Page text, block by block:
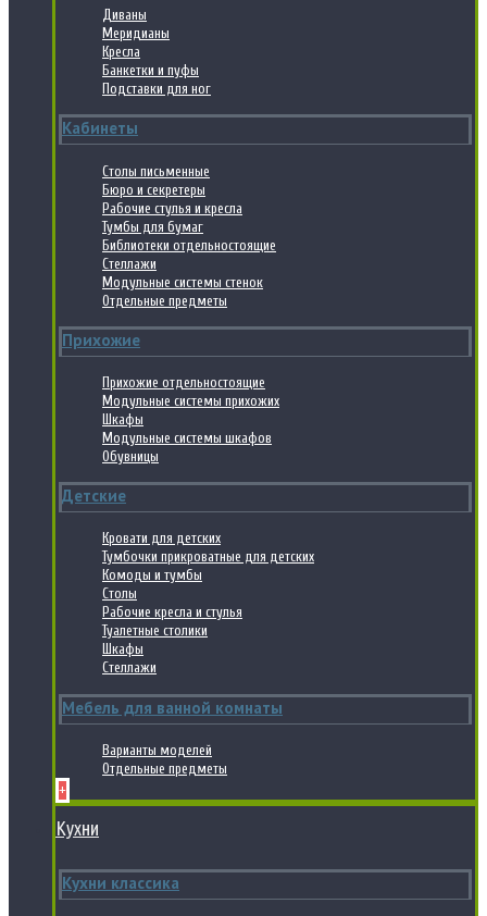
Диваны
Меридианы
Кресла
Банкетки и пуфы
Подставки для ног
Кабинеты
Столы письменные
Бюро и секретеры
Рабочие стулья и кресла
Тумбы для бумаг
Библиотеки отдельностоящие
Стеллажи
Модульные системы стенок
Отдельные предметы
Прихожие
Прихожие отдельностоящие
Модульные системы прихожих
Шкафы
Модульные системы шкафов
Обувницы
Детские
Кровати для детских
Тумбочки прикроватные для детских
Комоды и тумбы
Столы
Рабочие кресла и стулья
Туалетные столики
Шкафы
Стеллажи
Мебель для ванной комнаты
Варианты моделей
Отдельные предметы
+
Кухни
Кухни классика